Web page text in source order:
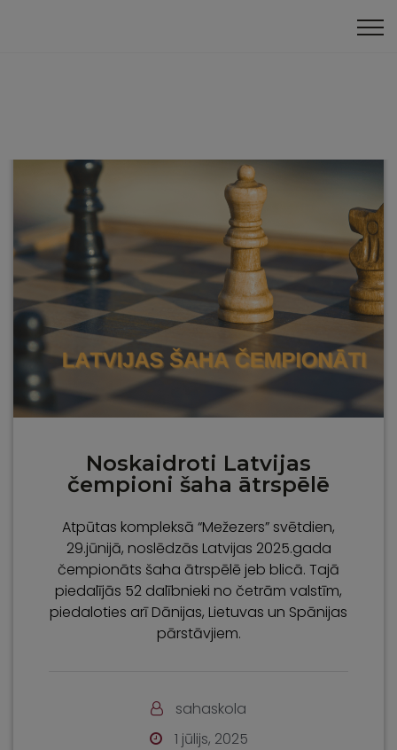
Noskaidroti Latvijas
čempioni šaha ātrspēlē
Atpūtas kompleksā “Mežezers” svētdien,
29.jūnijā, noslēdzās Latvijas 2025.gada
čempionāts šaha ātrspēlē jeb blicā. Tajā
piedalījās 52 dalībnieki no četrām valstīm,
piedaloties arī Dānijas, Lietuvas un Spānijas
pārstāvjiem.
sahaskola
1 jūlijs, 2025